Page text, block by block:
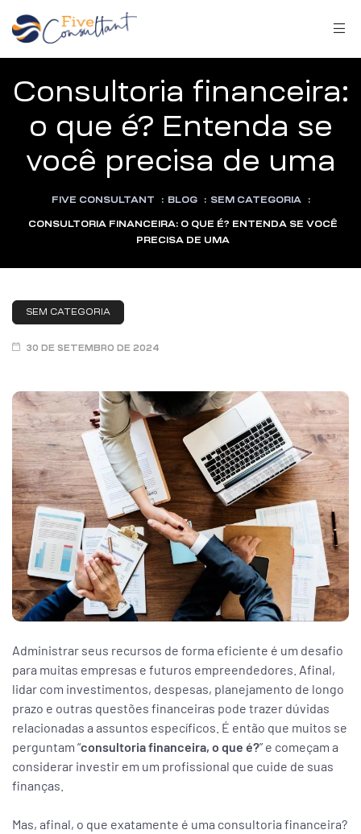
Consultoria financeira:
o que é? Entenda se
você precisa de uma
FIVE CONSULTANT : BLOG : SEM CATEGORIA :
CONSULTORIA FINANCEIRA: O QUE É? ENTENDA SE VOCÊ
PRECISA DE UMA
SEM CATEGORIA
30 DE SETEMBRO DE 2024
Administrar seus recursos de forma eficiente é um desafio
para muitas empresas e futuros empreendedores. Afinal,
lidar com investimentos, despesas, planejamento de longo
prazo e outras questões financeiras pode trazer dúvidas
relacionadas a assuntos específicos. É então que muitos se
perguntam “consultoria financeira, o que é?” e começam a
considerar investir em um profissional que cuide de suas
finanças.
Mas, afinal, o que exatamente é uma consultoria financeira?